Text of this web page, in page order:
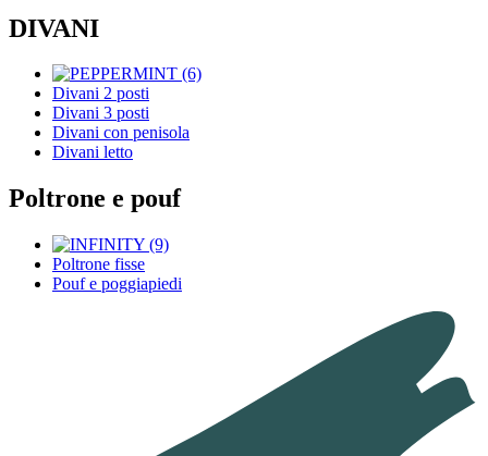
DIVANI
Divani 2 posti
Divani 3 posti
Divani con penisola
Divani letto
Poltrone e pouf
Poltrone fisse
Pouf e poggiapiedi